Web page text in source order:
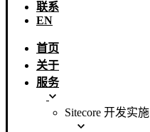
联系
EN
首页
关于
服务
Sitecore 开发实施